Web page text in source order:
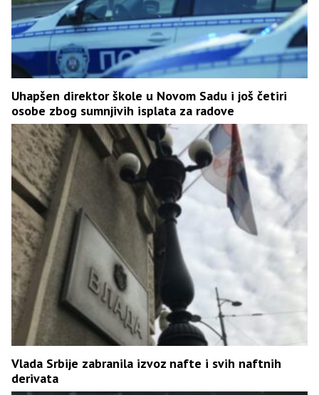
Uhapšen direktor škole u Novom Sadu i još četiri
osobe zbog sumnjivih isplata za radove
Vlada Srbije zabranila izvoz nafte i svih naftnih
derivata